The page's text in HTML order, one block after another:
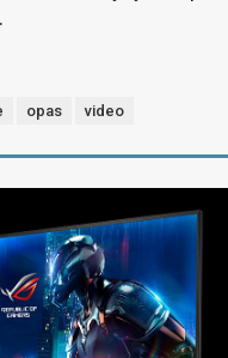
opas video